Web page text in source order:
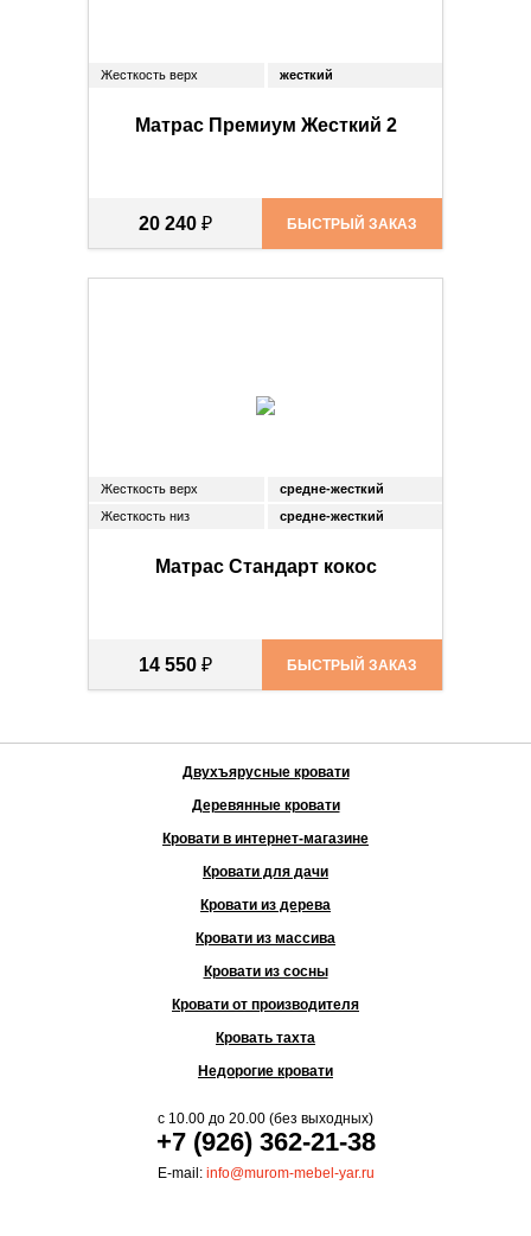
Жесткость верх жесткий
Матрас Премиум Жесткий 2
20 240 ₽ БЫСТРЫЙ ЗАКАЗ
Жесткость верх
средне-жесткий
Жесткость низ
средне-жесткий
Матрас Стандарт кокос
14 550 ₽ БЫСТРЫЙ ЗАКАЗ
Двухъярусные кровати
Деревянные кровати
Кровати в интернет-магазине
Кровати для дачи
Кровати из дерева
Кровати из массива
Кровати из сосны
Кровати от производителя
Кровать тахта
Недорогие кровати
с 10.00 до 20.00 (без выходных)
+7 (926) 362-21-38
E-mail: info@murom-mebel-yar.ru